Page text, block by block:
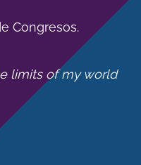
Congresos.
limits of my world